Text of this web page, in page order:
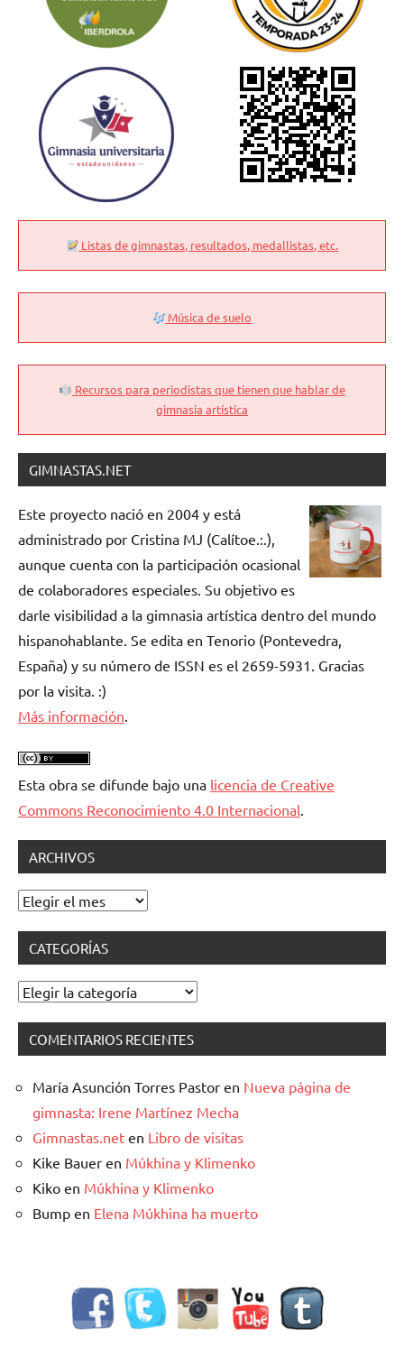
Listas de gimnastas, resultados, medallistas, etc.
Música de suelo
Recursos para periodistas que tienen que hablar de
gimnasia artística
GIMNASTAS.NET
Este proyecto nació en 2004 y está
administrado por Cristina MJ (Calítoe.:.),
aunque cuenta con la participación ocasional
de colaboradores especiales. Su objetivo es
darle visibilidad a la gimnasia artística dentro del mundo
hispanohablante. Se edita en Tenorio (Pontevedra,
España) y su número de ISSN es el 2659-5931. Gracias
por la visita. :)
Más información.
Esta obra se difunde bajo una licencia de Creative
Commons Reconocimiento 4.0 Internacional.
ARCHIVOS
Archivos
CATEGORÍAS
Categorías
COMENTARIOS RECIENTES
María Asunción Torres Pastor en Nueva página de
gimnasta: Irene Martínez Mecha
Gimnastas.net en Libro de visitas
Kike Bauer en Múkhina y Klimenko
Kiko en Múkhina y Klimenko
Bump en Elena Múkhina ha muerto